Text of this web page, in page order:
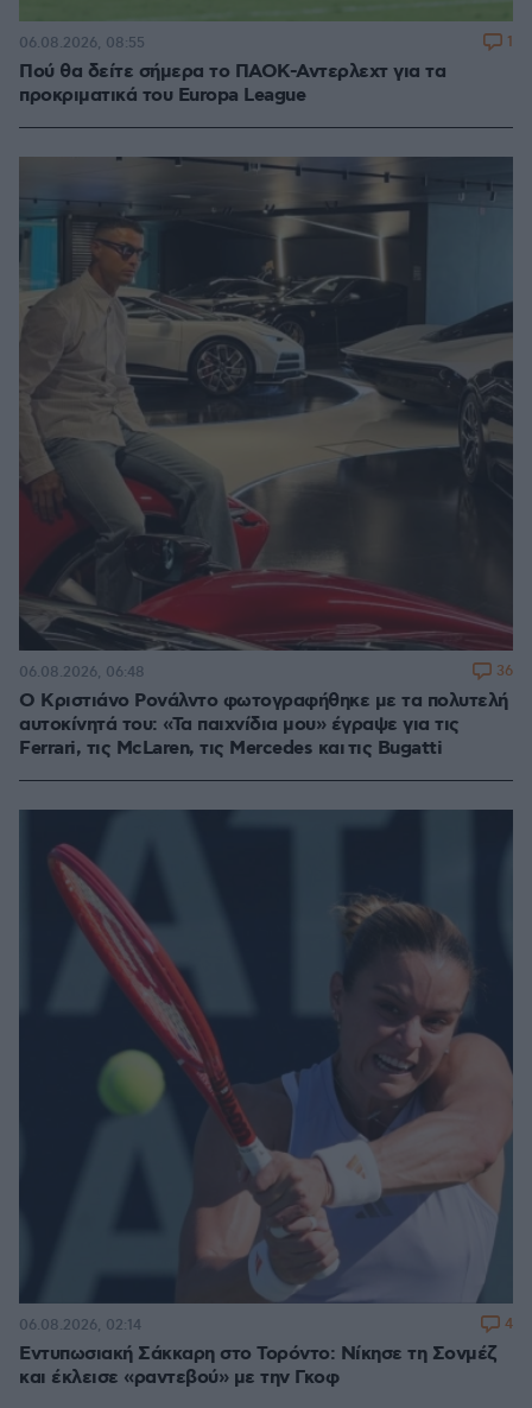
Πού θα δείτε σήμερα το ΠΑΟΚ-Αντερλεχτ για τα
προκριματικά του Europa League
06.08.2026, 08:55 1
Ο Κριστιάνο Ρονάλντο φωτογραφήθηκε με τα πολυτελή
αυτοκίνητά του: «Τα παιχνίδια μου» έγραψε για τις
Ferrari, τις McLaren, τις Mercedes και τις Bugatti
06.08.2026, 06:48 36
Εντυπωσιακή Σάκκαρη στο Τορόντο: Νίκησε τη Σονμέζ
και έκλεισε «ραντεβού» με την Γκοφ
06.08.2026, 02:14 4